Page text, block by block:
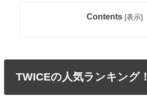
Contents [表示]
TWICEの人気ランキング！